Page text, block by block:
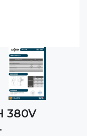
380V